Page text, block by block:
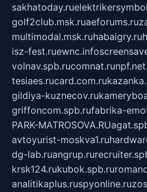
sakhatoday.ru
golf2club.msk.ruaeforums.ru
multimodal.msk.ruhabaigry.ru
isz-fest.ruewnc.info
volnav.spb.rucomnat.ru
tesiaes.rucard.com.ru
gildiya-kuznecov.ru
griffoncom.spb.rufabrika-
PARK-MATROSOVA.RU
avtoyurist-moskva1.ru
dg-lab.ruangrup.ru
krsk124.rukubok.spb.ru
analitikaplus.ruspyonline.ru